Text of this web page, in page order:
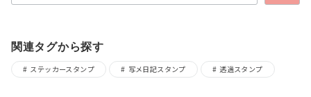
関連タグから探す
ステッカースタンプ 写メ日記スタンプ 透過スタンプ